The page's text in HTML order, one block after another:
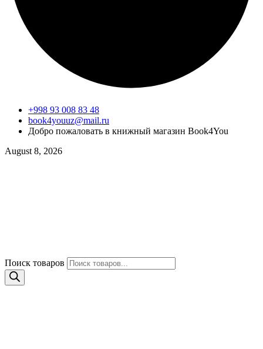
+998 93 008 83 48
book4youuz@mail.ru
Добро пожаловать в книжный магазин Book4You
August 8, 2026
Поиск товаров